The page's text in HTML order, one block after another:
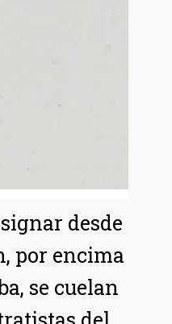
desde
por encima
se cuelan